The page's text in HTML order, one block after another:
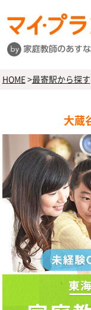
HOME>最寄駅から探す
大蔵